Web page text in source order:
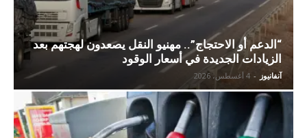
“الدعم أو الاحتجاج”.. مهنيو النقل يصعدون لهجتهم بعد
الزيادات الجديدة في أسعار الوقود
آنفانيوز - 4 أغسطس، 2026